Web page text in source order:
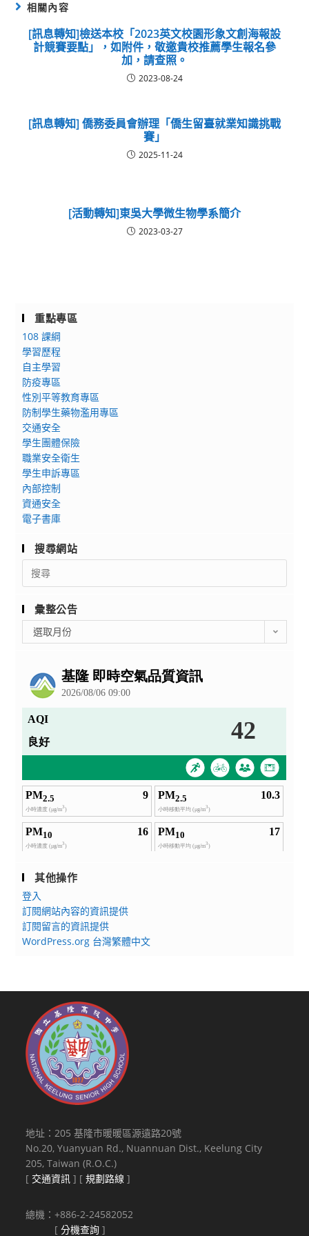
相關內容
[訊息轉知]檢送本校「2023英文校園形象文創海報設
計競賽要點」，如附件，敬邀貴校推薦學生報名參
加，請查照。
2023-08-24
[訊息轉知] 僑務委員會辦理「僑生留臺就業知識挑戰
賽」
2025-11-24
[活動轉知]東吳大學微生物學系簡介
2023-03-27
重點專區
108 課綱
學習歷程
自主學習
防疫專區
性別平等教育專區
防制學生藥物濫用專區
交通安全
學生團體保險
職業安全衛生
學生申訴專區
內部控制
資通安全
電子書庫
搜尋網站
Search
for:
彙整公告
整
選取月份
其他操作
登入
訂閱網站內容的資訊提供
訂閱留言的資訊提供
WordPress.org 台灣繁體中文
地址：205 基隆市暖暖區源遠路20號
No.20, Yuanyuan Rd., Nuannuan Dist., Keelung City
205, Taiwan (R.O.C.)
[ 交通資訊 ] [規劃路線 ]
總機：+886-2-24582052
[分機查詢 ]